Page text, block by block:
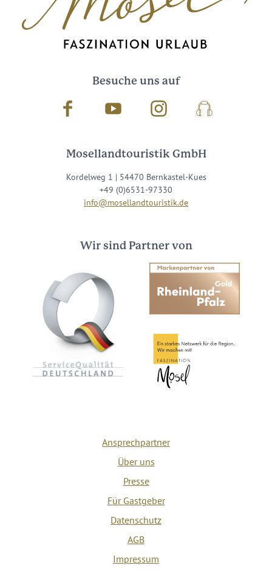
Besuche uns auf
Facebook Youtube InstagramPodcast
Mosellandtouristik GmbH
Kordelweg 1 | 54470 Bernkastel-Kues
+49 (0)6531-97330
info@mosellandtouristik.de
Wir sind Partner von
Ansprechpartner
Über uns
Presse
Für Gastgeber
Datenschutz
AGB
Impressum